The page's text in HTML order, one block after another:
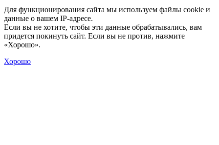
Для функционирования сайта мы используем файлы cookie и
данные о вашем IP-адресе.
Если вы не хотите, чтобы эти данные обрабатывались, вам
придется покинуть сайт. Если вы не против, нажмите
«Хорошо».
Хорошо